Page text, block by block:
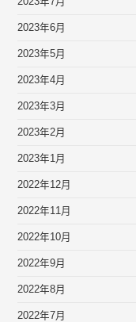
2023年6月
2023年5月
2023年4月
2023年3月
2023年2月
2023年1月
2022年12月
2022年11月
2022年10月
2022年9月
2022年8月
2022年7月